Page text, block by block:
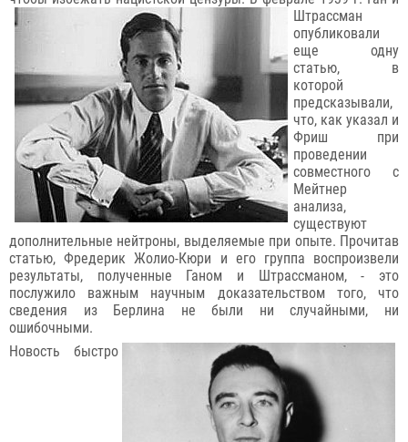
Штрассман
опубликовали
еще одну
статью, в
которой
предсказывали,
что, как указал и
Фриш при
проведении
совместного с
Мейтнер
анализа,
существуют
дополнительные нейтроны, выделяемые при опыте. Прочитав
статью, Фредерик Жолио-Кюри и его группа воспроизвели
результаты, полученные Ганом и Штрассманом, - это
послужило важным научным доказательством того, что
сведения из Берлина не были ни случайными, ни
ошибочными.
Новость быстро